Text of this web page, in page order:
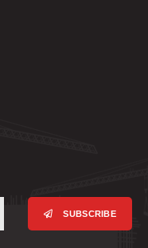
SUBSCRIBE